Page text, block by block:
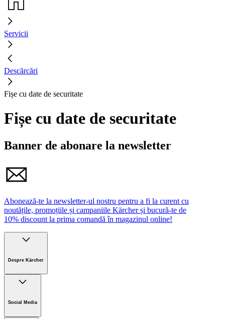
Servicii
Descărcări
Fișe cu date de securitate
Fișe cu date de securitate
Banner de abonare la newsletter
Abonează-te la newsletter-ul nostru pentru a fi la curent cu
noutățile, promoțiile și campaniile Kärcher și bucură-te de
10% discount la prima comandă în magazinul online!
Despre Kärcher
Sustenabilitate
Noutati
Social Media